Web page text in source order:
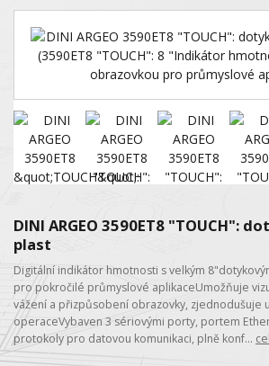
DINI ARGEO 3590ET8 "TOUCH":
plast
Digitální indikátor hmotnosti s velkým
pro pokročilé průmyslové aplikaceUmožňuje
vážení a přizpůsobení obrazovky, zjednodušuje
operaceVybaven 3 sériovými porty, portem
protokoly pro datovou komunikaci, plně konf...